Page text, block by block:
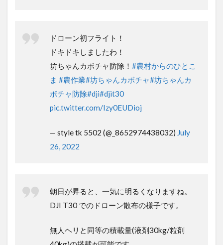
ドローン初フライト！
ドキドキしましたわ！
坊ちゃんカボチャ防除！ #農村からのひと
こま#農作業 #坊ちゃんカボチャ #坊ちゃ
んカボチャ防除#dji #djit30
pic.twitter.com/Izy0EUDioj
— style tk 5502 (@_8652974438032) July
26, 2022
朝日が昇ると、一気に明るくなります
ね。
無人ヘリと同等の積載量(液剤30kg/粒剤